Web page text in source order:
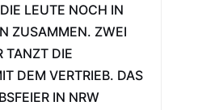
LEUTE NOCH IN
ZUSAMMEN. ZWEI
TANZT DIE
DEM VERTRIEB. DAS
IN NRW